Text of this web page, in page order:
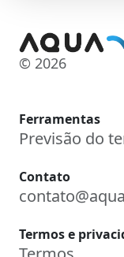
© 2026
Ferramentas
Previsão do
Contato
Termos e